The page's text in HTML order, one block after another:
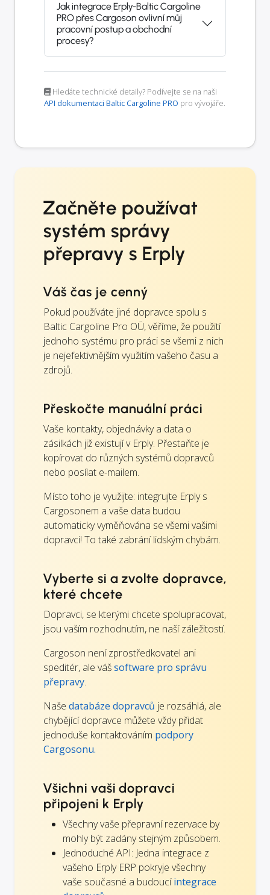
Jak integrace Erply-Baltic Cargoline
PRO přes Cargoson ovlivní můj
pracovní postup a obchodní
procesy?
Hledáte technické detaily? Podívejte se na naši
API dokumentaci Baltic Cargoline PRO pro vývojáře.
Začněte používat
systém správy
přepravy s Erply
Váš čas je cenný
Pokud používáte jiné dopravce spolu s
Baltic Cargoline Pro OÜ, věříme, že použití
jednoho systému pro práci se všemi z nich
je nejefektivnějším využitím vašeho času a
zdrojů.
Přeskočte manuální práci
Vaše kontakty, objednávky a data o
zásilkách již existují v Erply. Přestaňte je
kopírovat do různých systémů dopravců
nebo posílat e-mailem.
Místo toho je využijte: integrujte Erply s
Cargosonem a vaše data budou
automaticky vyměňována se všemi vašimi
dopravci! To také zabrání lidským chybám.
Vyberte si a zvolte dopravce,
které chcete
Dopravci, se kterými chcete spolupracovat,
jsou vaším rozhodnutím, ne naší záležitostí.
Cargoson není zprostředkovatel ani
speditér, ale vášsoftware pro správu
přepravy.
Naše databáze dopravců je rozsáhlá, ale
chybějící dopravce můžete vždy přidat
jednoduše kontaktováním podpory
Cargosonu.
Všichni vaši dopravci
připojeni k Erply
Všechny vaše přepravní rezervace by
mohly být zadány stejným způsobem.
Jednoduché API: Jedna integrace z
vašeho Erply ERP pokryje všechny
vaše současné a budoucíintegrace